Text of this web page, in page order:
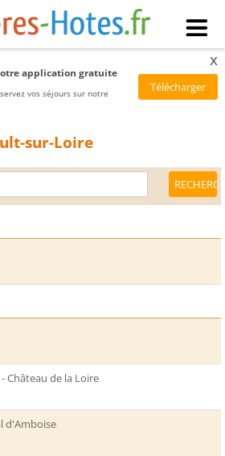
application gratuite
vos séjours sur notre
x
sur-Loire
Château de la Loire
d'Amboise